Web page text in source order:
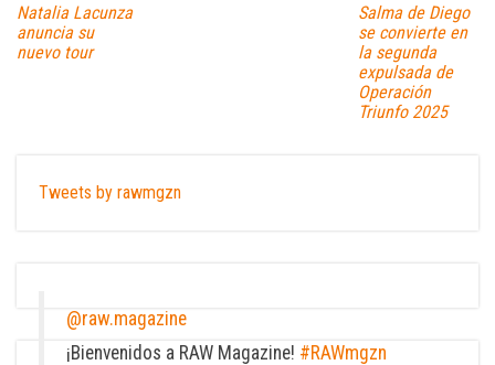
Natalia Lacunza
anuncia su
nuevo tour
Salma de Diego
se convierte en
la segunda
expulsada de
Operación
Triunfo 2025
Tweets by rawmgzn
@raw.magazine
¡Bienvenidos a RAW Magazine! #RAWmgzn